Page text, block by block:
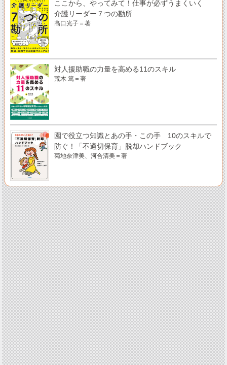
ここから、やってみて！仕事が必ずうまくいく
介護リーダー７つの勘所
髙口光子＝著
対人援助職の力量を高める11のスキル
荒木 篤＝著
園で役立つ知識とあの手・この手 10のスキルで
防ぐ！「不適切保育」脱却ハンドブック
菊地奈津美、河合清美＝著